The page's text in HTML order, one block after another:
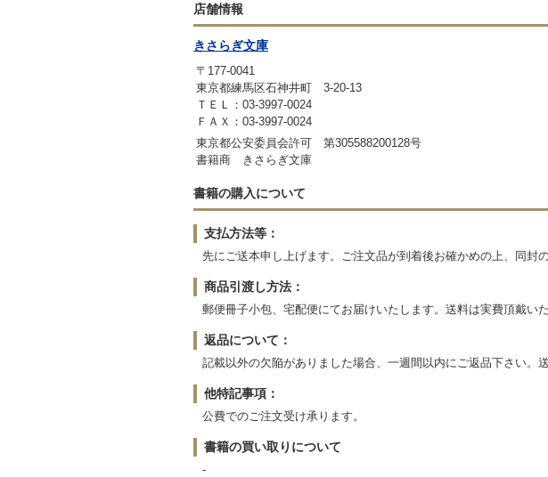
店舗情報
きさらぎ文庫
〒177-0041
東京都練馬区石神井町 3-20-13
ＴＥＬ：03-3997-0024
ＦＡＸ：03-3997-0024
東京都公安委員会許可 第305588200128号
書籍商 きさらぎ文庫
書籍の購入について
支払方法等：
先にご送本申し上げます。ご注文品が到着後お確かめの上、同封
商品引渡し方法：
郵便冊子小包、宅配便にてお届けいたします。送料は実費頂戴いた
返品について：
記載以外の欠陥がありました場合、一週間以内にご返品下さい。
他特記事項：
公費でのご注文受け承ります。
書籍の買い取りについて
-